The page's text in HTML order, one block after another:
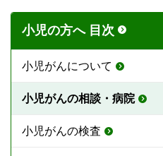
小児の方へ 目次
小児がんについて
小児がんの相談・病院
小児がんの検査